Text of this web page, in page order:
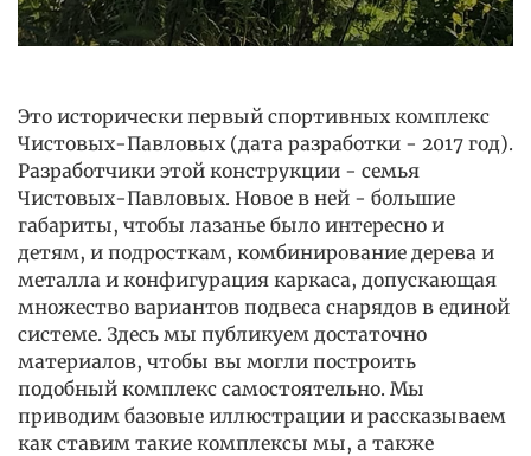
Это исторически первый спортивных комплекс
Чистовых-Павловых (дата разработки - 2017 год).
Разработчики этой конструкции - семья
Чистовых-Павловых. Новое в ней - большие
габариты, чтобы лазанье было интересно и
детям, и подросткам, комбинирование дерева и
металла и конфигурация каркаса, допускающая
множество вариантов подвеса снарядов в единой
системе. Здесь мы публикуем достаточно
материалов, чтобы вы могли построить
подобный комплекс самостоятельно. Мы
приводим базовые иллюстрации и рассказываем
как ставим такие комплексы мы, а также